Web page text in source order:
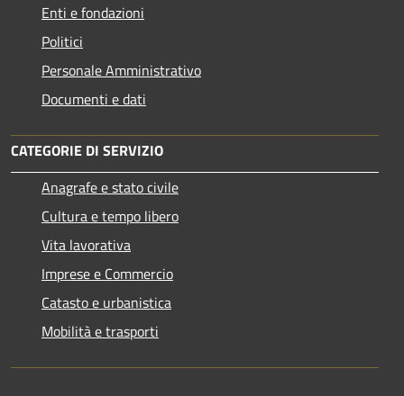
Enti e fondazioni
Politici
Personale Amministrativo
Documenti e dati
CATEGORIE DI SERVIZIO
Anagrafe e stato civile
Cultura e tempo libero
Vita lavorativa
Imprese e Commercio
Catasto e urbanistica
Mobilità e trasporti